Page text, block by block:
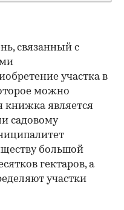
связанный с
участка в
можно
книжка является
садовому
большой
гектаров, а
участки